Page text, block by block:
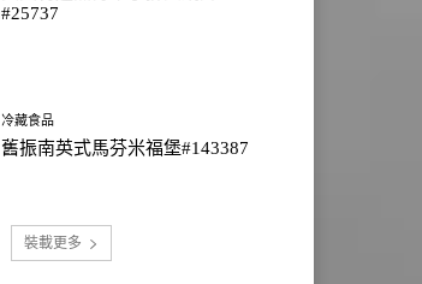
#25737
冷藏食品
舊振南英式馬芬米福堡#143387
裝載更多